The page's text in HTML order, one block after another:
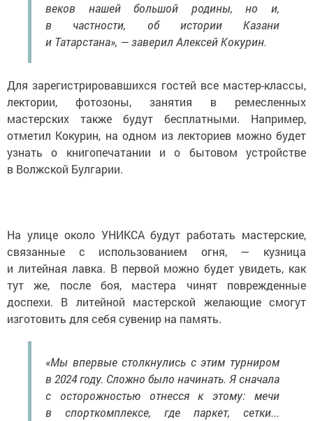
веков нашей большой родины, но и,
в частности, об истории Казани
и Татарстана», — заверил Алексей Кокурин.
Для зарегистрировавшихся гостей все мастер-классы,
лектории, фотозоны, занятия в ремесленных
мастерских также будут бесплатными. Например,
отметил Кокурин, на одном из лекториев можно будет
узнать о книгопечатании и о бытовом устройстве
в Волжской Булгарии.
На улице около УНИКСА будут работать мастерские,
связанные с использованием огня, — кузница
и литейная лавка. В первой можно будет увидеть, как
тут же, после боя, мастера чинят поврежденные
доспехи. В литейной мастерской желающие смогут
изготовить для себя сувенир на память.
«Мы впервые столкнулись с этим турниром
в 2024 году. Сложно было начинать. Я сначала
с осторожностью отнесся к этому: мечи
в спорткомплексе, где паркет, сетки...